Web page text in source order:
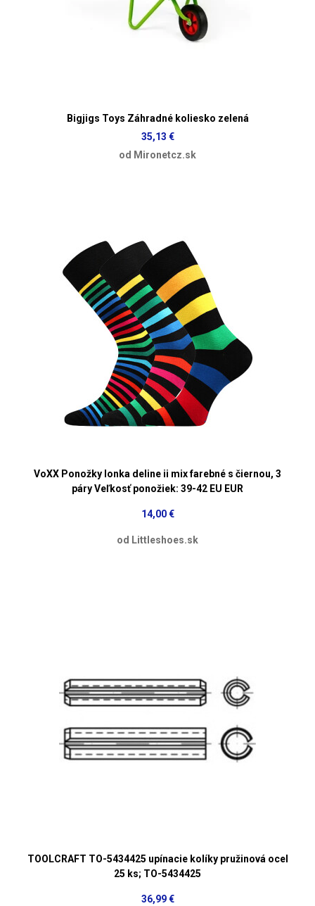
Bigjigs Toys Záhradné koliesko zelená
35,13 €
od Mironetcz.sk
VoXX Ponožky lonka deline ii mix farebné s čiernou, 3
páry Veľkosť ponožiek: 39-42 EU EUR
14,00 €
od Littleshoes.sk
TOOLCRAFT TO-5434425 upínacie kolíky pružinová ocel
25 ks; TO-5434425
36,99 €